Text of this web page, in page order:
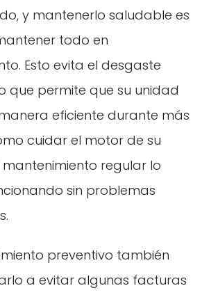
y mantenerlo saludable es
todo en
Esto evita el desgaste
que permite que su unidad
eficiente durante más
cuidar el motor de su
regular lo
sin problemas
preventivo también
a evitar algunas facturas